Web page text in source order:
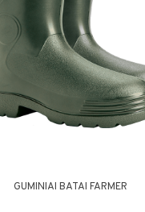
GUMINIAI BATAI FARMER